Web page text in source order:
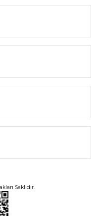
Saklıdır.